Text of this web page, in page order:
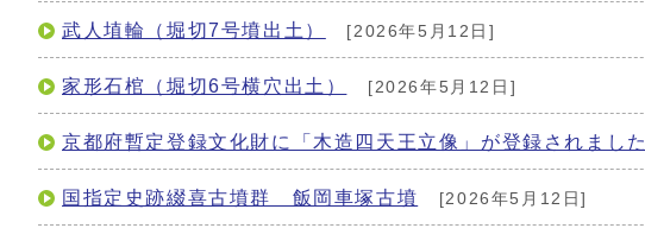
武人埴輪（堀切7号墳出土） [2026年5月12日]
家形石棺（堀切6号横穴出土） [2026年5月12日]
京都府暫定登録文化財に「木造四天王立像」が登録されました
国指定史跡綴喜古墳群 飯岡車塚古墳 [2026年5月12日]